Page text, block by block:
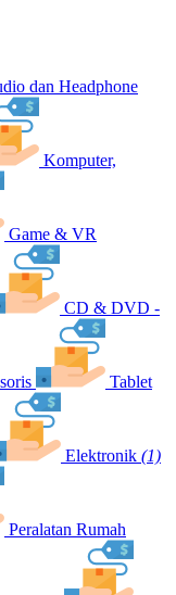
dan Headphone
Komputer,
Game & VR
CD & DVD -
Tablet
Elektronik (1)
Peralatan Rumah